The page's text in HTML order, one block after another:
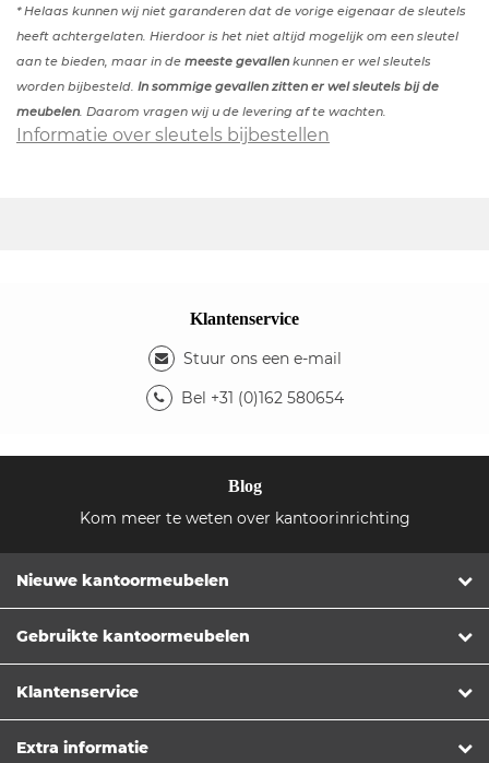
* Helaas kunnen wij niet garanderen dat de vorige eigenaar de sleutels
heeft achtergelaten. Hierdoor is het niet altijd mogelijk om een sleutel
aan te bieden, maar in de meeste gevallen kunnen er wel sleutels
worden bijbesteld. In sommige gevallen zitten er wel sleutels bij de
meubelen . Daarom vragen wij u de levering af te wachten.
Informatie over sleutels bijbestellen
Klantenservice
Stuur ons een e-mail
Bel +31 (0)162 580654
Blog
Kom meer te weten over kantoorinrichting
Nieuwe kantoormeubelen
Gebruikte kantoormeubelen
Klantenservice
Extra informatie